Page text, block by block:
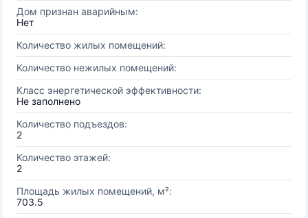
Дом признан аварийным:
Нет
Количество жилых помещений:
Количество нежилых помещений:
Класс энергетической эффективности:
Не заполнено
Количество подъездов:
2
Количество этажей:
2
Площадь жилых помещений, м²:
703.5